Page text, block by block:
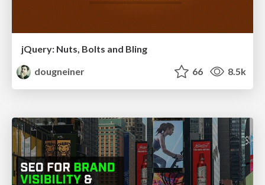
jQuery: Nuts, Bolts and Bling
dougneiner
66 8.5k